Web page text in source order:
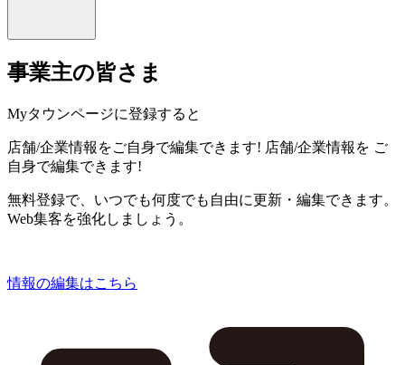
事業主の皆さま
Myタウンページに登録すると
店舗/企業情報をご自身で編集できます! 店舗/企業情報を ご
自身で編集できます!
無料登録で、いつでも何度でも自由に更新・編集できます。
Web集客を強化しましょう。
情報の編集はこちら